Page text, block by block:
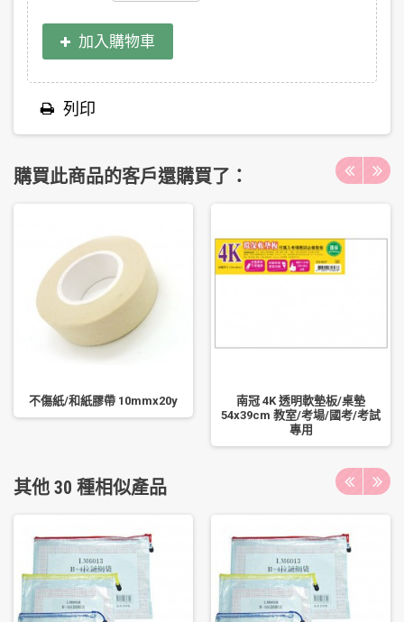
加入購物車
列印
購買此商品的客戶還購買了：
不傷紙/和紙膠帶 10mmx20y
南冠 4K 透明軟墊板/桌墊
54x39cm 教室/考場/國考/考試
專用
其他 30 種相似產品